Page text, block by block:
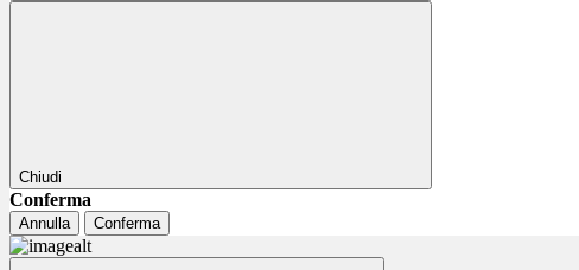
Chiudi
Conferma
Annulla Conferma